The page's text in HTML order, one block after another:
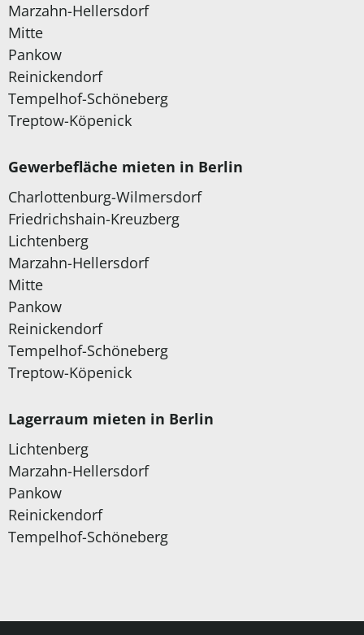
Marzahn-Hellersdorf
Mitte
Pankow
Reinickendorf
Tempelhof-Schöneberg
Treptow-Köpenick
Gewerbefläche mieten in Berlin
Charlottenburg-Wilmersdorf
Friedrichshain-Kreuzberg
Lichtenberg
Marzahn-Hellersdorf
Mitte
Pankow
Reinickendorf
Tempelhof-Schöneberg
Treptow-Köpenick
Lagerraum mieten in Berlin
Lichtenberg
Marzahn-Hellersdorf
Pankow
Reinickendorf
Tempelhof-Schöneberg